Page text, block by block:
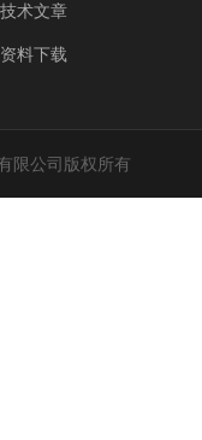
技术文章
资料下载
限公司版权所有